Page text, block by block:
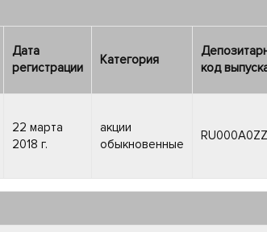
Дата
регистрации
Категория
код
22 марта
2018 г.
акции
обыкновенные